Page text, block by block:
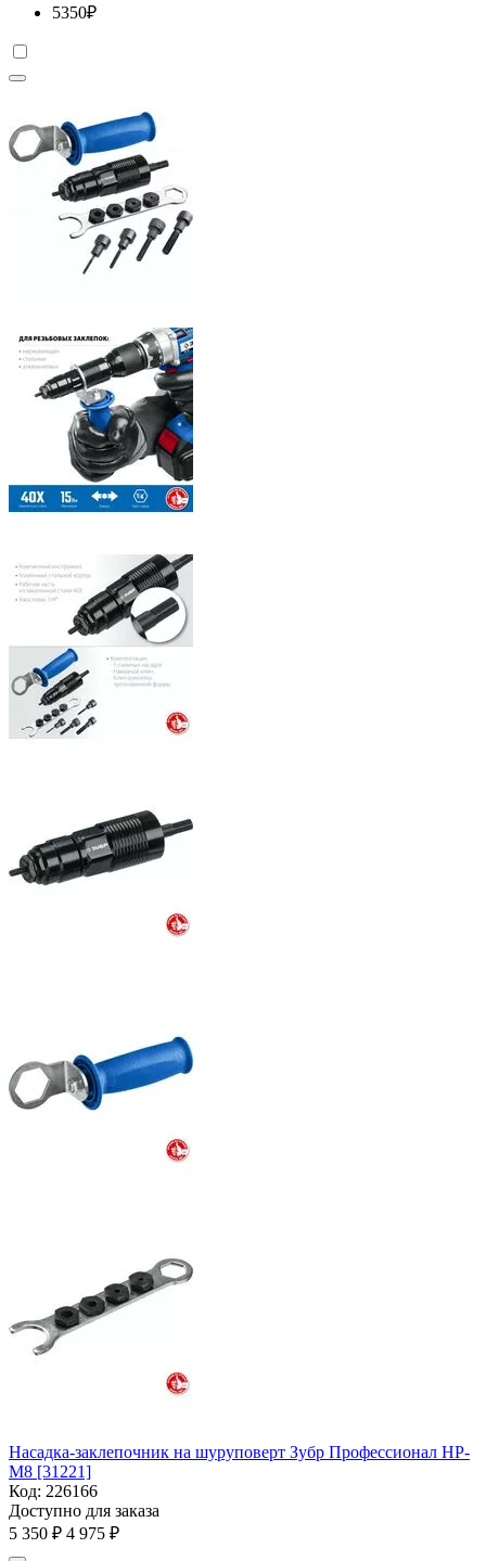
5350₽
Насадка-заклепочник на шуруповерт Зубр Профессионал НР-
М8 [31221]
Код: 226166
Доступно для заказа
5 350 ₽ 4 975 ₽